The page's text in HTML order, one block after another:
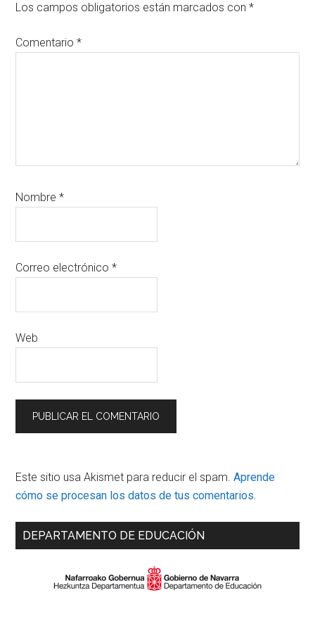
Los campos obligatorios están marcados con*
Comentario*
Nombre*
Correo electrónico*
Web
Este sitio usa Akismet para reducir el spam.Aprende
cómo se procesan los datos de tus comentarios.
Primary
DEPARTAMENTO DE EDUCACIÓN